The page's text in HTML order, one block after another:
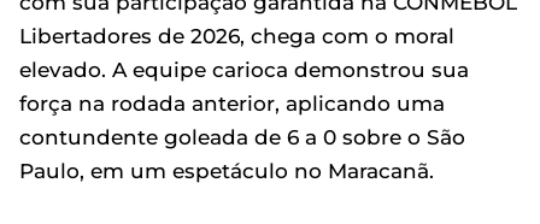
Libertadores de 2026, chega com o moral
elevado. A equipe carioca demonstrou sua
força na rodada anterior, aplicando uma
contundente goleada de 6 a 0 sobre o São
Paulo, em um espetáculo no Maracanã.